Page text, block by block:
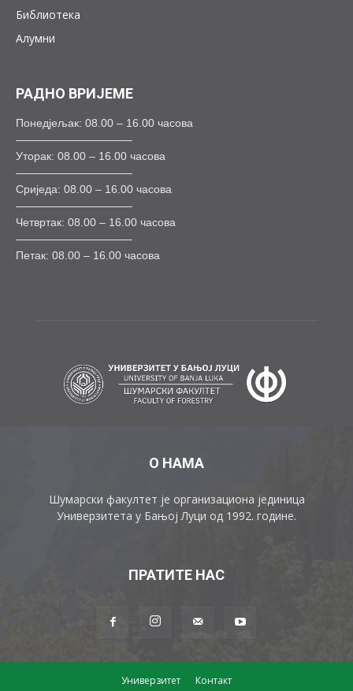
Библиотека
Алумни
РАДНО ВРИЈЕМЕ
Понедјељак: 08.00 – 16.00 часова
——————————–
Уторак: 08.00 – 16.00 часова
——————————–
Сриједа: 08.00 – 16.00 часова
——————————–
Четвртак: 08.00 – 16.00 часова
——————————–
Петак: 08.00 – 16.00 часова
О НАМА
Шумарски факултет је организациона јединица
Универзитета у Бањој Луци од 1992. године.
ПРАТИТЕ НАС
Универзитет Контакт